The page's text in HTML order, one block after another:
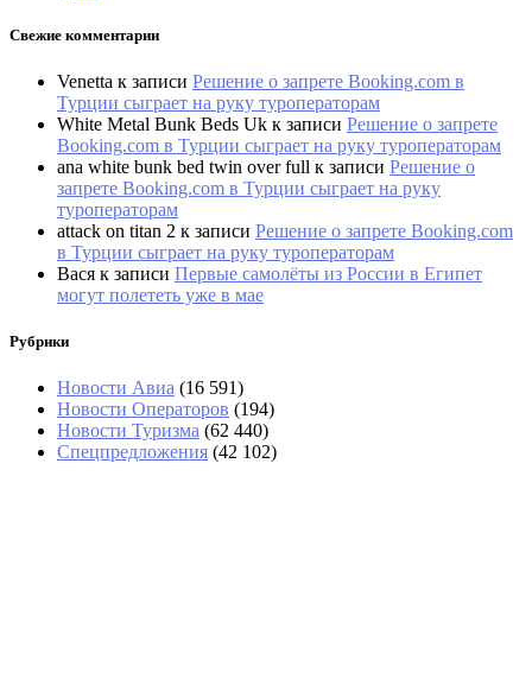
Свежие комментарии
Venetta к записи Решение о запрете Booking.com в
Турции сыграет на руку туроператорам
White Metal Bunk Beds Uk к записи Решение о запрете
Booking.com в Турции сыграет на руку туроператорам
ana white bunk bed twin over full к записи Решение о
запрете Booking.com в Турции сыграет на руку
туроператорам
attack on titan 2 к записи Решение о запрете Booking.com
в Турции сыграет на руку туроператорам
Вася к записи Первые самолёты из России в Египет
могут полететь уже в мае
Рубрики
Новости Авиа (16 591)
Новости Операторов (194)
Новости Туризма (62 440)
Спецпредложения (42 102)